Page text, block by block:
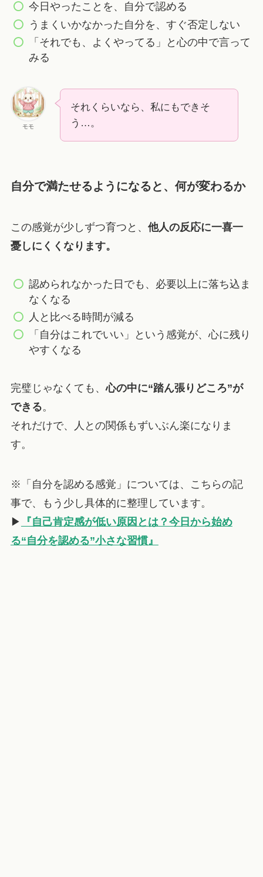
今日やったことを、自分で認める
うまくいかなかった自分を、すぐ否定しない
「それでも、よくやってる」と心の中で言って
みる
モモ
それくらいなら、私にもできそ
う…。
自分で満たせるようになると、何が変わるか
この感覚が少しずつ育つと、 他人の反応に一喜一
憂しにくくなります。
認められなかった日でも、必要以上に落ち込ま
なくなる
人と比べる時間が減る
「自分はこれでいい」という感覚が、心に残り
やすくなる
完璧じゃなくても、心の中に“踏ん張りどころ”が
できる。
それだけで、人との関係もずいぶん楽になりま
す。
※「自分を認める感覚」については、こちらの記
事で、もう少し具体的に整理しています。
▶︎
『自己肯定感が低い原因とは？今日から始め
る“自分を認める”小さな習慣』